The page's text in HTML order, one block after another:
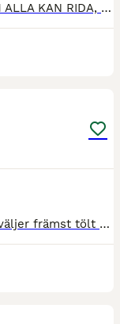
SÄLJES. ETT 12-ÅRIGT SKÄCKSTO SOM ALLA KAN RIDA, UNDER FÖRUTSÄTTNING ATT JUST DU KAN UTVECKLA HENNE VIDARE. Hon skulle passa bäst hos någon som kan vidare utbilda henne. Tror starkt på att hon blir en
Stormur är reslig och vacker mkt gång väljer främst tölt men finns oxå pass bra hals och bogar nyfiken o framåt bra stam på båda sidor. finns att träffa i Falun för dig som vill vara med från början